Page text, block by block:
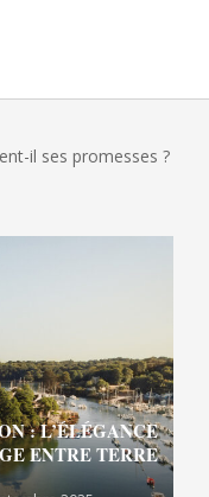
promesses ?
: L’ÉLÉGANCE
ENTRE TERRE